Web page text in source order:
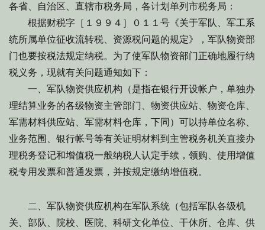
各省、自治区、直辖市税务局，各计划单列市税务局：
根据财税字［１９９４］０１１号《关于军队、军工系
统所属单位征收流转税、资源税问题的规定》，军队物资部
门也要按税法规定纳税。为了使军队物资部门正确地履行纳
税义务，现就有关问题通知如下：
一、军队物资供应机构（是指在银行开设帐户，单独办
理结算业务的各级物资主管部门、物资供应站、物资仓库、
军需材料供应站、军需材料仓库，下同）可以持单位名称、
业务范围、银行帐号等有关证明材料到主管税务机关直接办
理税务登记和增值税一般纳税人认定手续，领购、使用增值
税专用发票和普通发票，并按规定缴纳增值税。
二、军队物资供应机构在军队系统（包括军队各级机
关、部队、院校、医院、科研文化单位、干休所、仓库、供